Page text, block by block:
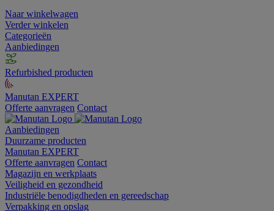
Naar winkelwagen
Verder winkelen
Categorieën
Aanbiedingen
Refurbished producten
Manutan EXPERT
Offerte aanvragen Contact
Aanbiedingen
Duurzame producten
Manutan EXPERT
Offerte aanvragen Contact
Magazijn en werkplaats
Veiligheid en gezondheid
Industriële benodigdheden en gereedschap
Verpakking en opslag